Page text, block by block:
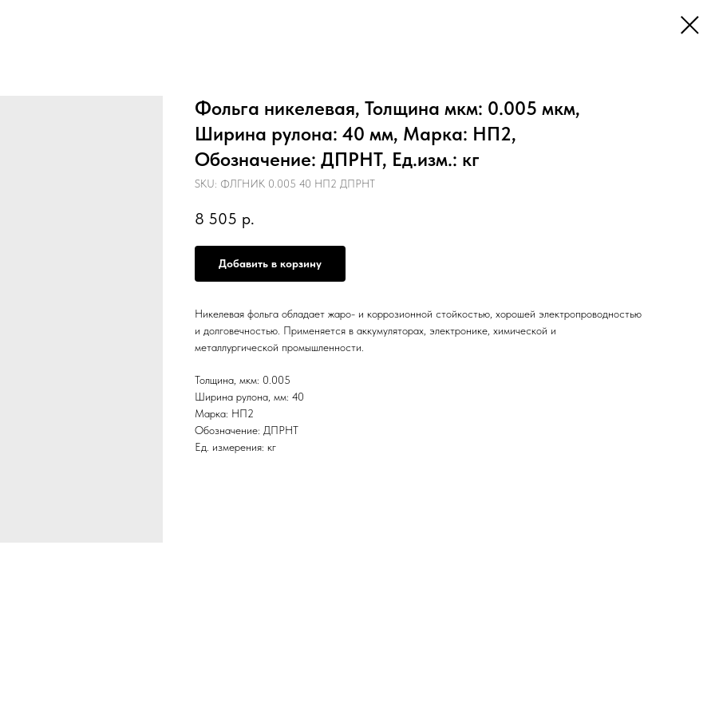
Фольга никелевая, Толщина мкм: 0.005 мкм,
Ширина рулона: 40 мм, Марка: НП2,
Обозначение: ДПРНТ, Ед.изм.: кг
SKU: ФЛГНИК 0.005 40 НП2 ДПРНТ
8 505 р.
Добавить в корзину
Никелевая фольга обладает жаро- и коррозионной стойкостью, хорошей электропроводностью
и долговечностью. Применяется в аккумуляторах, электронике, химической и
металлургической промышленности.
Толщина, мкм: 0.005
Ширина рулона, мм: 40
Марка: НП2
Обозначение: ДПРНТ
Ед. измерения: кг